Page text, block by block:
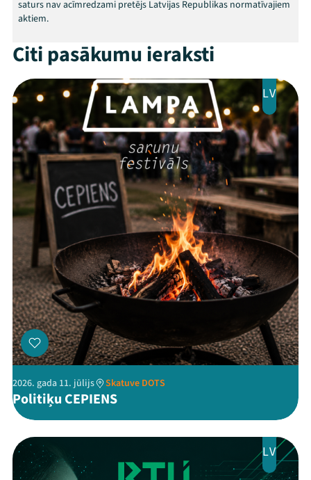
ThreadsFacebookYoutube
X Instagram
Flick TikTok
saturs nav acīmredzami pretējs Latvijas Republikas normatīvajiem
aktiem.
Citi pasākumu ieraksti
LV
2026. gada 11. jūlijs Skatuve DOTS
Politiķu CEPIENS
LV